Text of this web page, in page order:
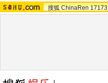
搜狐 ChinaRen 17173